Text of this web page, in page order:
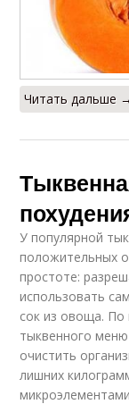
Читать дальше
У популярной
положительных
простоте:
использовать
сок из овоща.
тыквенного
очистить
лишних